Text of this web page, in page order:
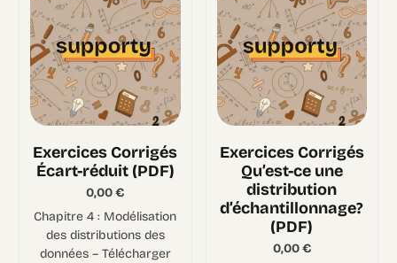
Exercices Corrigés
Écart-réduit (PDF)
0,00€
Chapitre 4 : Modélisation
des distributions des
données – Télécharger
Exercices Corrigés
Qu’est-ce une
distribution
d’échantillonnage?
(PDF)
0,00€